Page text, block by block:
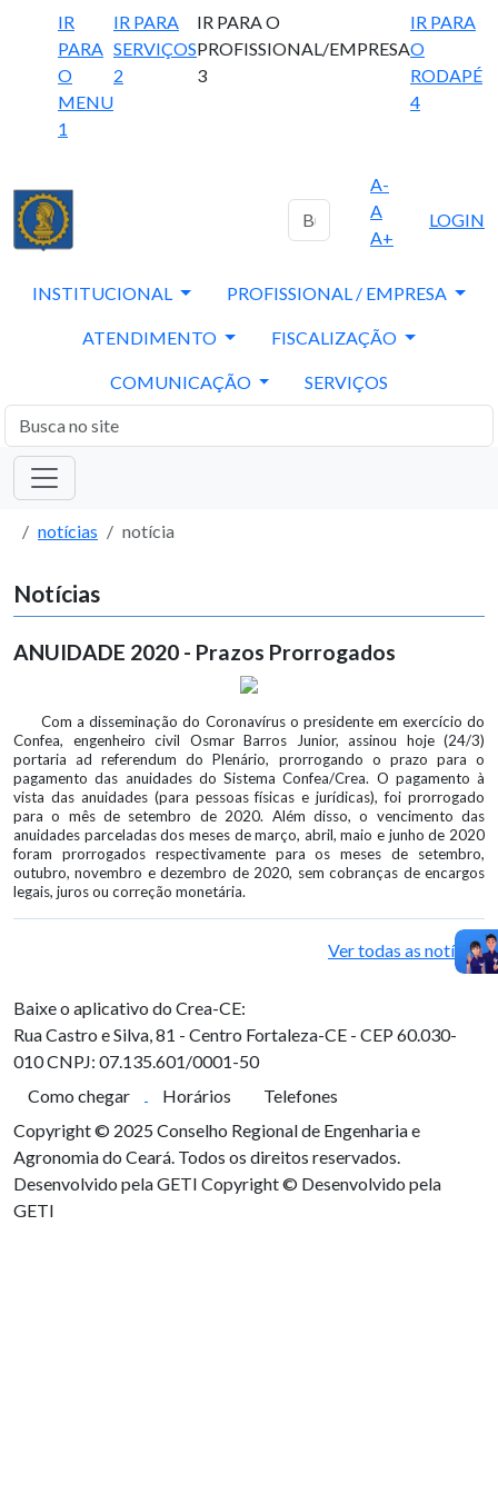
IR
PARA
O
MENU
1
IR PARA
SERVIÇOS
2
IR PARA O
PROFISSIONAL/EMPRESA
3
IR PARA
O
RODAPÉ
4
A-
A
A+
LOGIN
INSTITUCIONAL PROFISSIONAL / EMPRESA
ATENDIMENTO FISCALIZAÇÃO
COMUNICAÇÃO SERVIÇOS
notícias notícia
Notícias
ANUIDADE 2020 - Prazos Prorrogados
Com a disseminação do Coronavírus o presidente em exercício do
Confea, engenheiro civil Osmar Barros Junior, assinou hoje (24/3)
portaria ad referendum do Plenário, prorrogando o prazo para o
pagamento das anuidades do Sistema Confea/Crea. O pagamento à
vista das anuidades (para pessoas físicas e jurídicas), foi prorrogado
para o mês de setembro de 2020. Além disso, o vencimento das
anuidades parceladas dos meses de março, abril, maio e junho de 2020
foram prorrogados respectivamente para os meses de setembro,
outubro, novembro e dezembro de 2020, sem cobranças de encargos
legais, juros ou correção monetária.
Ver todas as notícias
Baixe o aplicativo do Crea-CE:
Rua Castro e Silva, 81 - Centro Fortaleza-CE - CEP 60.030-
010CNPJ: 07.135.601/0001-50
Como chegar
Horários
Telefones
Copyright © 2025 Conselho Regional de Engenharia e
Agronomia do Ceará. Todos os direitos reservados.
Desenvolvido pela GETI Copyright © Desenvolvido pela
GETI